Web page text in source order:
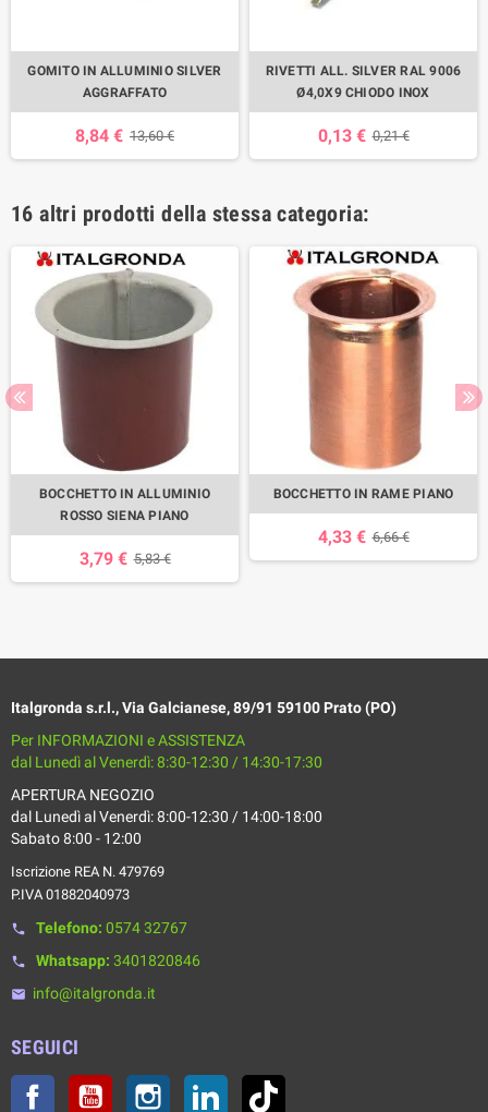
GOMITO IN ALLUMINIO SILVER
AGGRAFFATO
8,84 € 13,60 €
RIVETTI ALL. SILVER RAL 9006
Ø4,0X9 CHIODO INOX
0,13 € 0,21 €
16 altri prodotti della stessa categoria:
BOCCHETTO IN ALLUMINIO
ROSSO SIENA PIANO
3,79 € 5,83 €
BOCCHETTO IN RAME PIANO
4,33 € 6,66 €
Italgronda s.r.l., Via Galcianese, 89/91 59100 Prato (PO)
Per INFORMAZIONI e ASSISTENZA
dal Lunedì al Venerdì: 8:30-12:30 / 14:30-17:30
APERTURA NEGOZIO
dal Lunedì al Venerdì: 8:00-12:30 / 14:00-18:00
Sabato 8:00 - 12:00
Iscrizione REA N. 479769
P.IVA 01882040973
phone Telefono: 0574 32767
phone Whatsapp: 3401820846
email info@italgronda.it
SEGUICI
Facebook YouTube Instagram LinkedIn